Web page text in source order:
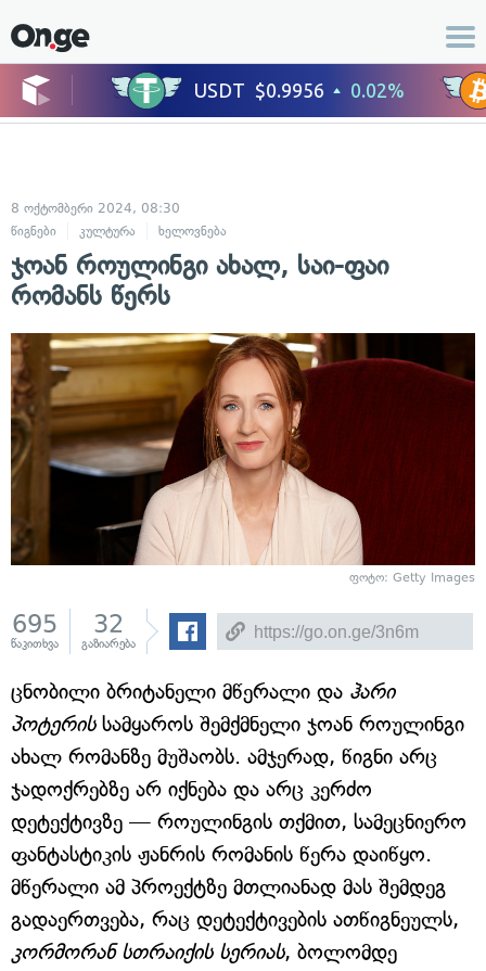
8 ოქტომბერი 2024, 08:30
წიგნები
კულტურა ხელოვნება
ჯოან როულინგი ახალ, საი-ფაი
რომანს წერს
ფოტო: Getty Images
695
წაკითხვა
32
გაზიარება
ცნობილი ბრიტანელი მწერალი და ჰარი
პოტერისსამყაროს შემქმნელი ჯოან როულინგი
ახალ რომანზე მუშაობს. ამჯერად, წიგნი არც
ჯადოქრებზე არ იქნება და არც კერძო
დეტექტივზე — როულინგის თქმით, სამეცნიერო
ფანტასტიკის ჟანრის რომანის წერა დაიწყო.
მწერალი ამ პროექტზე მთლიანად მას შემდეგ
გადაერთვება, რაც დეტექტივების ათწიგნეულს,
კორმორან სთრაიქის სერიას, ბოლომდე